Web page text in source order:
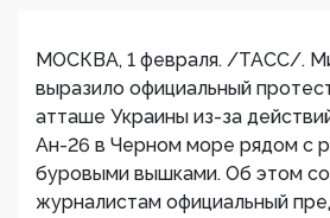
МОСКВА, 1 февраля. /ТАСС/.
выразило официальный
атташе Украины из-за
Ан-26 в Черном море рядом с
буровыми вышками. Об этом
журналистам официальный